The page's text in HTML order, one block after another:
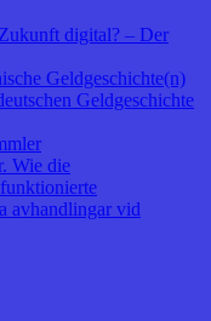
digital? – Der
Geldgeschichte(n)
Geldgeschichte
Wie die
avhandlingar vid